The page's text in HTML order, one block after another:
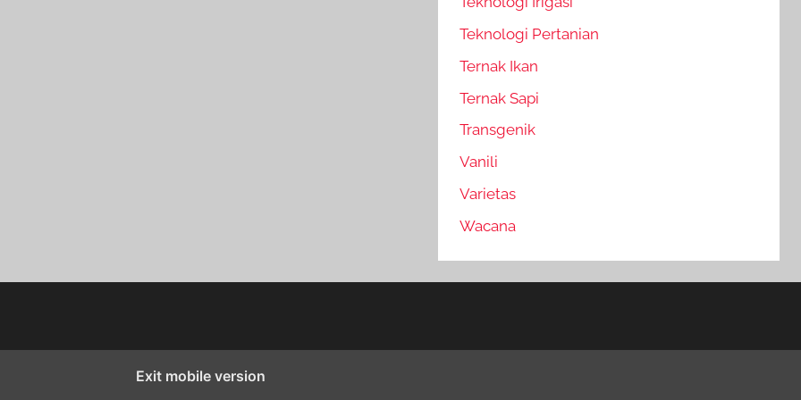
Teknologi Pertanian
Ternak Ikan
Ternak Sapi
Transgenik
Vanili
Varietas
Wacana
Exit mobile version